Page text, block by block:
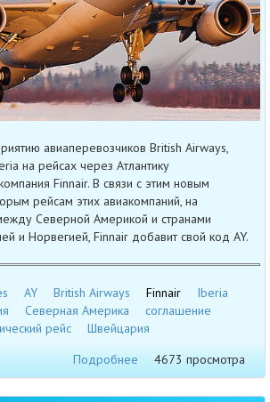
авиаперевозчиков British Airways,
на рейсах через Атлантику
Finnair. В связи с этим новым
рейсам этих авиакомпаний, на
Северной Америкой и странами
и Норвегией, Finnair добавит свой код AY.
AY British Airways Finnair
Iberia
Северная Америка
соглашение
рейс
Швейцария
Подробнее
4673 просмотра